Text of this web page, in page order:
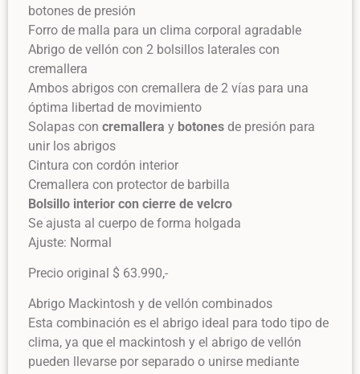
botones de presión
Forro de malla para un clima corporal agradable
Abrigo de vellón con 2 bolsillos laterales con
cremallera
Ambos abrigos con cremallera de 2 vías para una
óptima libertad de movimiento
Solapas con cremallera y botones de presión para
unir los abrigos
Cintura con cordón interior
Cremallera con protector de barbilla
Bolsillo interior con cierre de velcro
Se ajusta al cuerpo de forma holgada
Ajuste: Normal
Precio original $ 63.990,-
Abrigo Mackintosh y de vellón combinados
Esta combinación es el abrigo ideal para todo tipo de
clima, ya que el mackintosh y el abrigo de vellón
pueden llevarse por separado o unirse mediante